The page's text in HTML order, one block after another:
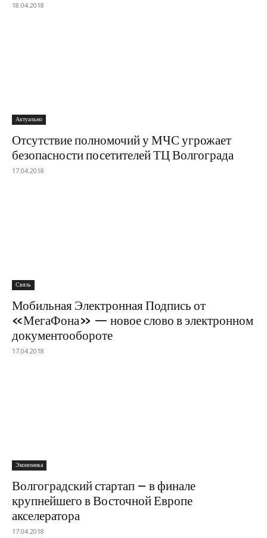
18.04.2018
Актуально
Отсутствие полномочий у МЧС угрожает
безопасности посетителей ТЦ Волгограда
17.04.2018
Связь
Мобильная Электронная Подпись от
«МегаФона» — новое слово в электронном
документообороте
17.04.2018
Экономика
Волгоградский стартап – в финале
крупнейшего в Восточной Европе
акселератора
17.04.2018